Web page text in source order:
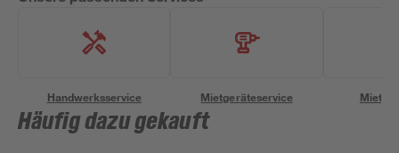
Handwerksservice Mietgeräteservice
Häufig dazu gekauft